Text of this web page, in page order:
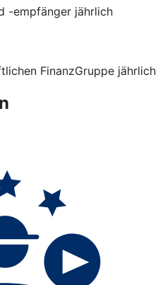
-empfänger jährlich
FinanzGruppe jährlich